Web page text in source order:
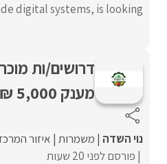
digital systems, is looking ...
דרושים/ות
מענק 5,000 ₪
נוי השדה משמרות איזור המרכז
פורסם לפני 20 שעות